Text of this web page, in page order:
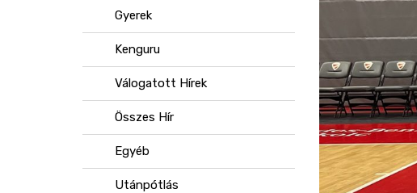
Gyerek
Kenguru
Válogatott Hírek
Összes Hír
Egyéb
Utánpótlás